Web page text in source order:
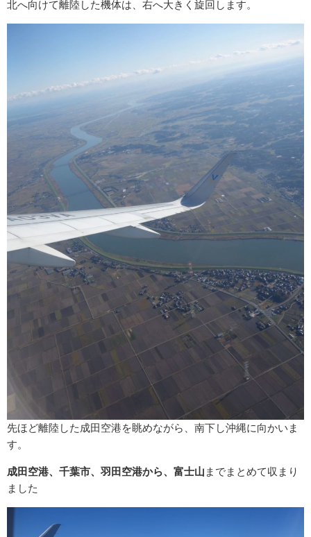
北へ向けて離陸した機体は、右へ大きく旋回します。
先ほど離陸した成田空港を眺めながら、南下し沖縄に向かいま
す。
成田空港、千葉市、羽田空港から、富士山 までまとめて収まり
ました